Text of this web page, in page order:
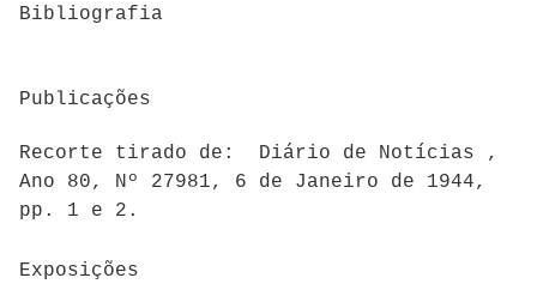
Bibliografia
Publicações
Recorte tirado de: Diário de Notícias ,
Ano 80, Nº 27981, 6 de Janeiro de 1944,
pp. 1 e 2.
Exposições